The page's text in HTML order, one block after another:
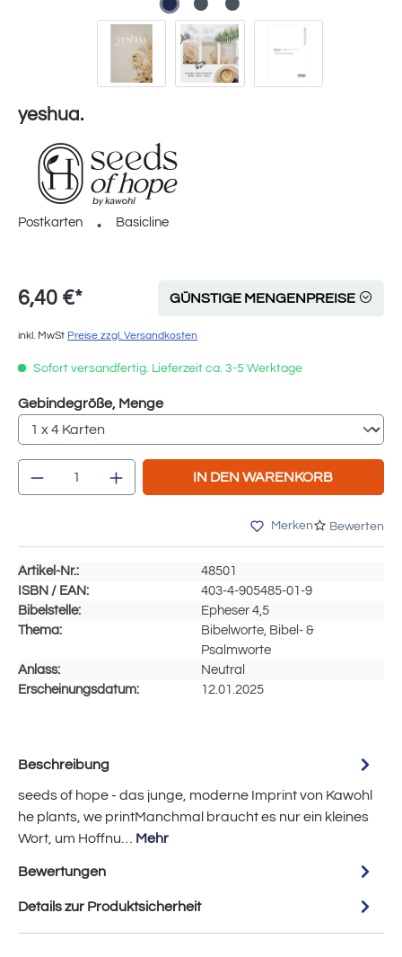
yeshua.
Postkarten Basicline
6,40 €* GÜNSTIGE MENGENPREISE
inkl. MwSt Preise zzgl. Versandkosten
Sofort versandfertig. Lieferzeit ca. 3-5 Werktage
Gebindegröße, Mengeauswählen
Produkt Anzahl: Gib den gewünschten
IN DEN WARENKORB
Merken Bewerten
Artikel-Nr.:
48501
ISBN / EAN:
403-4-905485-01-9
Bibelstelle:
Epheser 4,5
Thema:
Bibelworte, Bibel- &
Psalmworte
Anlass:
Neutral
Erscheinungsdatum:
12.01.2025
Beschreibung
seeds of hope - das junge, moderne Imprint von Kawohl
he plants, we printManchmal braucht es nur ein kleines
Wort, um Hoffnu… Mehr
Bewertungen
Details zur Produktsicherheit